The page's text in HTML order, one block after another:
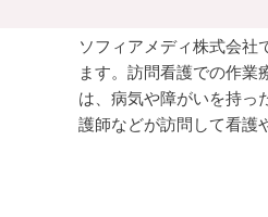
ソフィアメディ株式会社
ます。訪問看護での作業
は、病気や障がいを持っ
護師などが訪問して看護